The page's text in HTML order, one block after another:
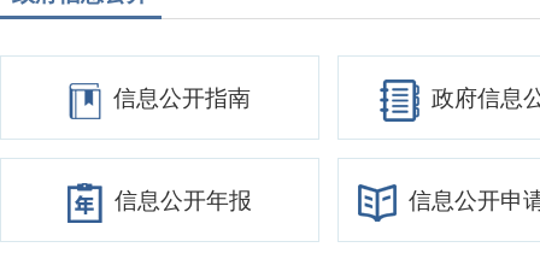
信息公开指南 政府信息
信息公开年报 信息公开申